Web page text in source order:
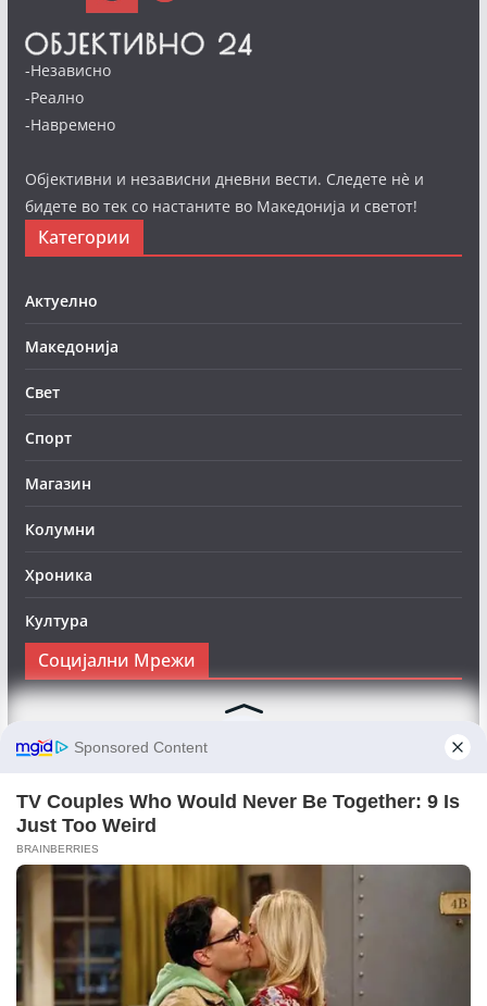
-Независно
-Реално
-Навремено
Објективни и независни дневни вести. Следете нè и
бидете во тек со настаните во Македонија и светот!
Категории
Актуелно
Македонија
Свет
Спорт
Магазин
Колумни
Хроника
Култура
Социјални Мрежи
Следете нè на Фејсбук за да сте во тек со најновите